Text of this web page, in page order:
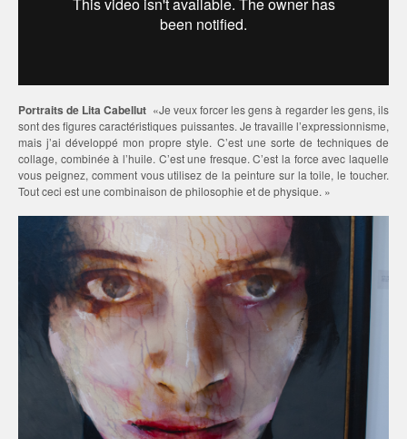
Portraits de Lita Cabellut «Je veux forcer les gens à regarder les gens, ils
sont des figures caractéristiques puissantes. Je travaille l’expressionnisme,
mais j’ai développé mon propre style. C’est une sorte de techniques de
collage, combinée à l’huile. C’est une fresque. C’est la force avec laquelle
vous peignez, comment vous utilisez de la peinture sur la toile, le toucher.
Tout ceci est une combinaison de philosophie et de physique. »